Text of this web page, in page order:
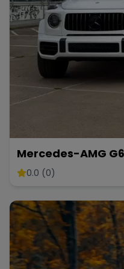
Mercedes-AMG
in Weiß Matt
0.0 (0)